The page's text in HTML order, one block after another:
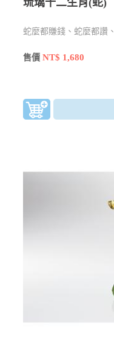
蛇麼都賺錢、蛇麼都讚
售價NT$ 1,680